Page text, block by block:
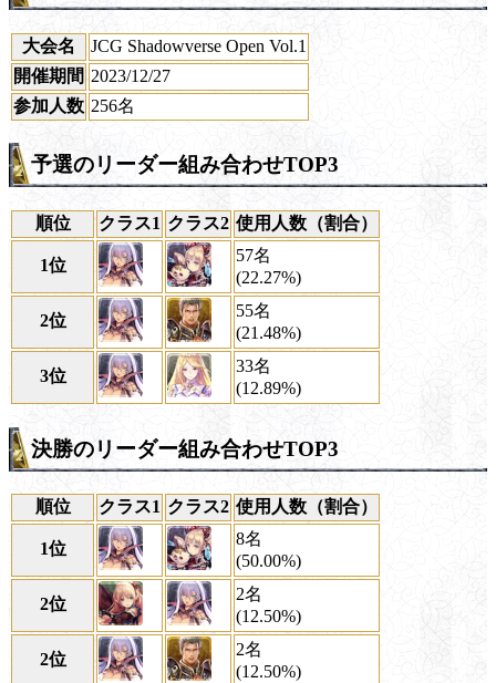
大会名
JCG Shadowverse Open Vol.1
開催期間 2023/12/27
参加人数 256名
予選のリーダー組み合わせTOP3
順位 クラス1 クラス2 使用人数（割合）
1位
57名
(22.27%)
2位
55名
(21.48%)
3位
33名
(12.89%)
決勝のリーダー組み合わせTOP3
順位 クラス1 クラス2 使用人数（割合）
1位
8名
(50.00%)
2位
2名
(12.50%)
2位
2名
(12.50%)